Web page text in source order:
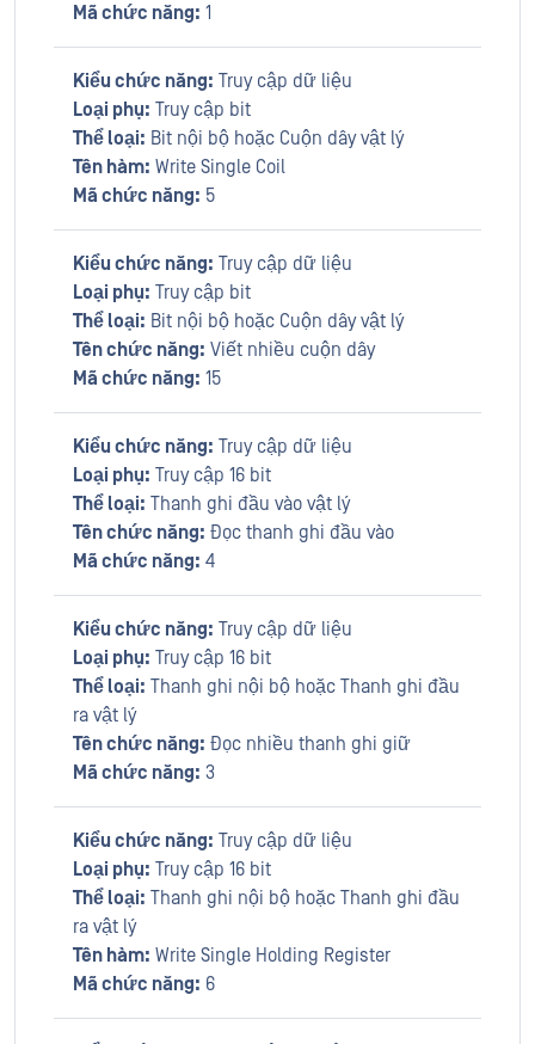
Mã chức năng: 1
Kiểu chức năng: Truy cập dữ liệu
Loại phụ: Truy cập bit
Thể loại: Bit nội bộ hoặc Cuộn dây vật lý
Tên hàm: Write Single Coil
Mã chức năng: 5
Kiểu chức năng: Truy cập dữ liệu
Loại phụ: Truy cập bit
Thể loại: Bit nội bộ hoặc Cuộn dây vật lý
Tên chức năng: Viết nhiều cuộn dây
Mã chức năng: 15
Kiểu chức năng: Truy cập dữ liệu
Loại phụ: Truy cập 16 bit
Thể loại: Thanh ghi đầu vào vật lý
Tên chức năng: Đọc thanh ghi đầu vào
Mã chức năng: 4
Kiểu chức năng: Truy cập dữ liệu
Loại phụ: Truy cập 16 bit
Thể loại: Thanh ghi nội bộ hoặc Thanh ghi đầu
ra vật lý
Tên chức năng: Đọc nhiều thanh ghi giữ
Mã chức năng: 3
Kiểu chức năng: Truy cập dữ liệu
Loại phụ: Truy cập 16 bit
Thể loại: Thanh ghi nội bộ hoặc Thanh ghi đầu
ra vật lý
Tên hàm: Write Single Holding Register
Mã chức năng: 6